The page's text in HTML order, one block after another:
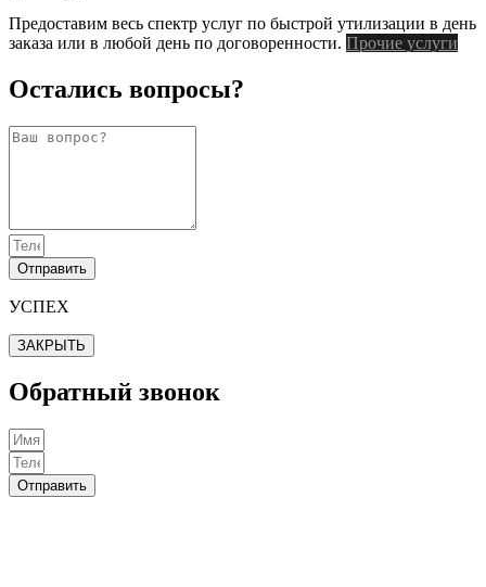
Предоставим весь спектр услуг по быстрой утилизации в день
заказа или в любой день по договоренности. Прочие услуги
Остались вопросы?
Отправить
УСПЕХ
ЗАКРЫТЬ
Обратный звонок
Отправить